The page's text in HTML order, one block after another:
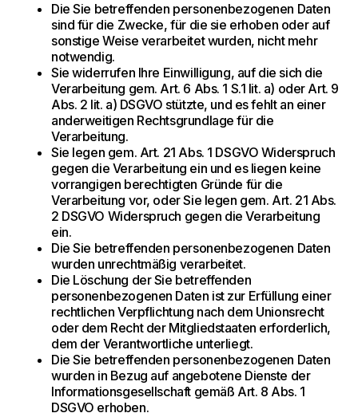
Die Sie betreffenden personenbezogenen Daten
sind für die Zwecke, für die sie erhoben oder auf
sonstige Weise verarbeitet wurden, nicht mehr
notwendig.
Sie widerrufen Ihre Einwilligung, auf die sich die
Verarbeitung gem. Art. 6 Abs. 1 S.1 lit. a) oder Art. 9
Abs. 2 lit. a) DSGVO stützte, und es fehlt an einer
anderweitigen Rechtsgrundlage für die
Verarbeitung.
Sie legen gem. Art. 21 Abs. 1 DSGVO Widerspruch
gegen die Verarbeitung ein und es liegen keine
vorrangigen berechtigten Gründe für die
Verarbeitung vor, oder Sie legen gem. Art. 21 Abs.
2 DSGVO Widerspruch gegen die Verarbeitung
ein.
Die Sie betreffenden personenbezogenen Daten
wurden unrechtmäßig verarbeitet.
Die Löschung der Sie betreffenden
personenbezogenen Daten ist zur Erfüllung einer
rechtlichen Verpflichtung nach dem Unionsrecht
oder dem Recht der Mitgliedstaaten erforderlich,
dem der Verantwortliche unterliegt.
Die Sie betreffenden personenbezogenen Daten
wurden in Bezug auf angebotene Dienste der
Informationsgesellschaft gemäß Art. 8 Abs. 1
DSGVO erhoben.